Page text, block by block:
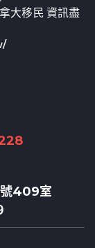
大移民 資訊盡
號409室